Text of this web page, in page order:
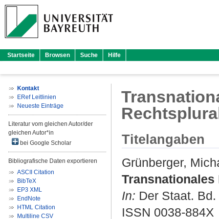
Startseite Browsen Suche Hilfe
Kontakt
ERef Leitlinien
Neueste Einträge
Literatur vom gleichen Autor/der
gleichen Autor*in
bei Google Scholar
Bibliografische Daten exportieren
ASCII Citation
BibTeX
EP3 XML
EndNote
HTML Citation
Multiline CSV
Titelangaben
Grünberger,
In: Der Staat.
ISSN 0038-884X